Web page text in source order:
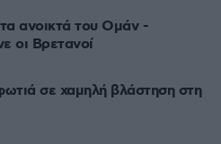
ανοικτά του Ομάν -
οι Βρετανοί
σε χαμηλή βλάστηση στη